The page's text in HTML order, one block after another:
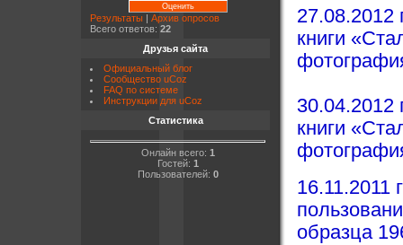
27.08.2012
книги
30.04.2012
книги
16.11.2011
образца
Результаты
Архив опросов
Всего ответов: 22
Друзья сайта
Официальный блог
Сообщество uCoz
FAQ по системе
Инструкции для uCoz
Статистика
Онлайн всего: 1
Гостей: 1
Пользователей: 0